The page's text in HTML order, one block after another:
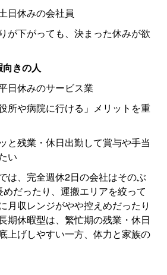
日休みの会社員
が下がっても、決まった休みが欲
きの人
日休みのサービス業
所や病院に行ける」メリットを重
と残業・休日出勤して賞与や手当
い
は、完全週休2日の会社はそのぶ
だったり、運搬エリアを絞って
月収レンジがやや控えめだったり
期休暇型は、繁忙期の残業・休日
上げしやすい一方、体力と家族の